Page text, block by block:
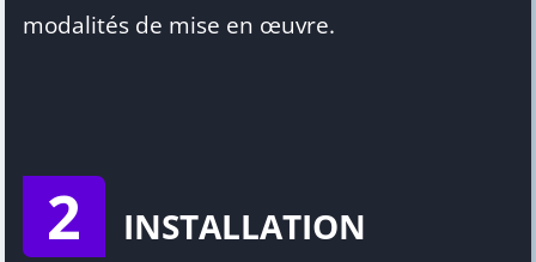
modalités de mise en œuvre.
2 INSTALLATION